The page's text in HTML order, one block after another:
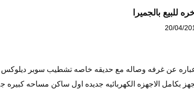
بالجميرا
20/04/
عباره عن غرفه وصاله مع حديقه خاصه تشطيب سوبر ديلوكس
بكامل الاجهزه الكهربائيه جديده اول ساكن مساحه كبيره ج